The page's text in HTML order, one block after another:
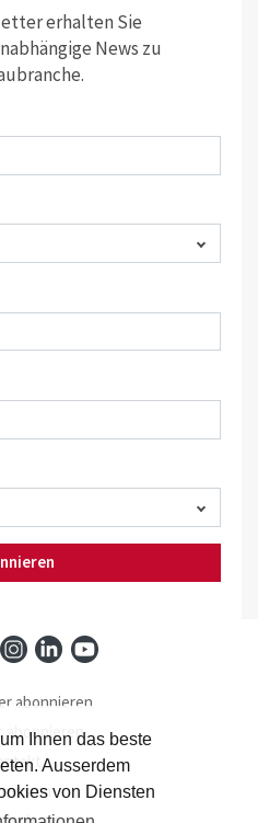
Ihnen das beste
Ausserdem
von Diensten
erhalten Sie
News zu
abonnieren
abonnieren